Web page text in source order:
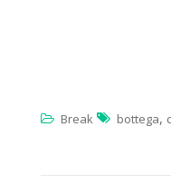
Break bottega,